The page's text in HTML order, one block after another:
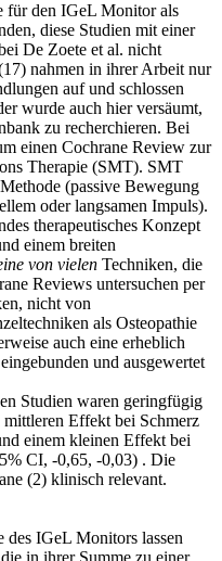
für den IGeL Monitor als
diese Studien mit einer
De Zoete et al. nicht
nahmen in ihrer Arbeit nur
auf und schlossen
wurde auch hier versäumt,
zu recherchieren. Bei
einen Cochrane Review zur
Therapie (SMT). SMT
(passive Bewegung
oder langsamen Impuls).
therapeutisches Konzept
einem breiten
von vielen Techniken, die
Reviews untersuchen per
nicht von
als Osteopathie
auch eine erheblich
und ausgewertet
Studien waren geringfügig
Effekt bei Schmerz
einem kleinen Effekt bei
CI, -0,65, -0,03) . Die
(2) klinisch relevant.
des IGeL Monitors lassen
in ihrer Summe zu einer